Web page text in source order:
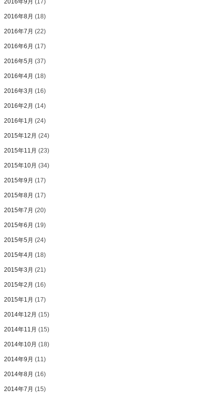
2016年9月 (17)
2016年8月 (18)
2016年7月 (22)
2016年6月 (17)
2016年5月 (37)
2016年4月 (18)
2016年3月 (16)
2016年2月 (14)
2016年1月 (24)
2015年12月 (24)
2015年11月 (23)
2015年10月 (34)
2015年9月 (17)
2015年8月 (17)
2015年7月 (20)
2015年6月 (19)
2015年5月 (24)
2015年4月 (18)
2015年3月 (21)
2015年2月 (16)
2015年1月 (17)
2014年12月 (15)
2014年11月 (15)
2014年10月 (18)
2014年9月 (11)
2014年8月 (16)
2014年7月 (15)